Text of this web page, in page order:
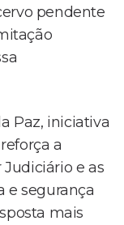
pendente
Paz, iniciativa
a
e as
e segurança
mais